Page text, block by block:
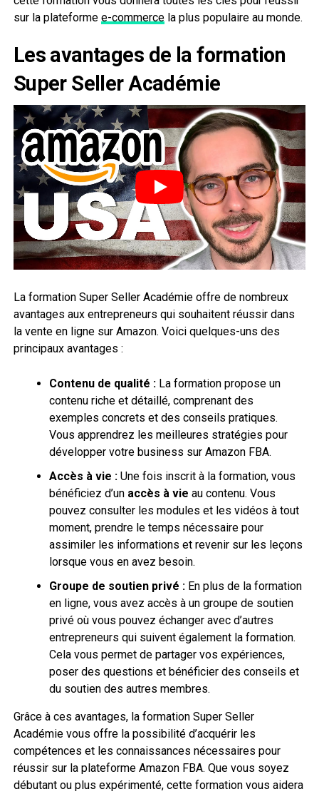
sur la plateforme e-commercela plus populaire au monde.
Les avantages de la formation
Super Seller Académie
La formation Super Seller Académie offre de nombreux
avantages aux entrepreneurs qui souhaitent réussir dans
la vente en ligne sur Amazon. Voici quelques-uns des
principaux avantages :
Contenu de qualité :La formation propose un
contenu riche et détaillé, comprenant des
exemples concrets et des conseils pratiques.
Vous apprendrez les meilleures stratégies pour
développer votre business sur Amazon FBA.
Accès à vie :Une fois inscrit à la formation, vous
bénéficiez d’un accès à vie au contenu. Vous
pouvez consulter les modules et les vidéos à tout
moment, prendre le temps nécessaire pour
assimiler les informations et revenir sur les leçons
lorsque vous en avez besoin.
Groupe de soutien privé :En plus de la formation
en ligne, vous avez accès à un groupe de soutien
privé où vous pouvez échanger avec d’autres
entrepreneurs qui suivent également la formation.
Cela vous permet de partager vos expériences,
poser des questions et bénéficier des conseils et
du soutien des autres membres.
Grâce à ces avantages, la formation Super Seller
Académie vous offre la possibilité d’acquérir les
compétences et les connaissances nécessaires pour
réussir sur la plateforme Amazon FBA. Que vous soyez
débutant ou plus expérimenté, cette formation vous aidera